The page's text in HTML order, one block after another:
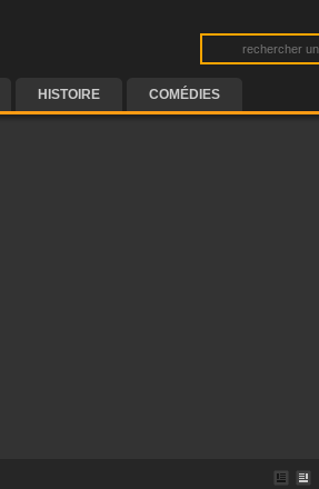
HISTOIRE COMÉDIES